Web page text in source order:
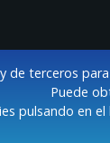
de terceros
Puede
pulsando en